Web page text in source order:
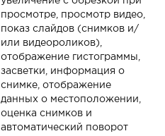
просмотре, просмотр видео,
показ слайдов (снимков и/
или видеороликов),
отображение гистограммы,
засветки, информация о
снимке, отображение
данных о местоположении,
оценка снимков и
автоматический поворот